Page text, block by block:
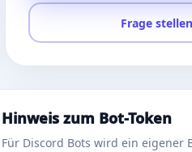
Frage stellen
Hinweis zum Bot-Token
Für Discord Bots wird ein eigener